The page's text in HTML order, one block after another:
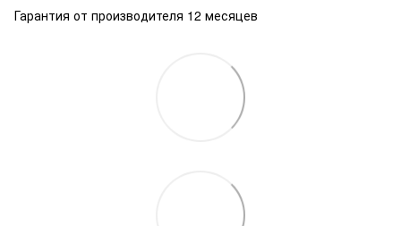
Гарантия от производителя 12 месяцев